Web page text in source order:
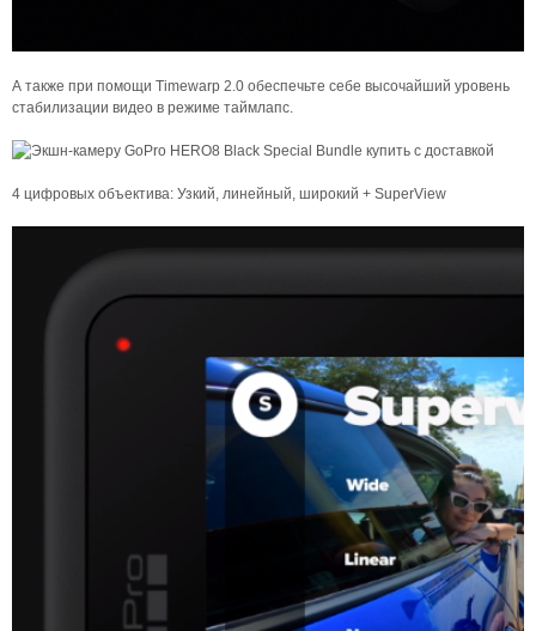
А также при помощи Timewarp 2.0 обеспечьте себе высочайший уровень
стабилизации видео в режиме таймлапс.
4 цифровых объектива: Узкий, линейный, широкий + SuperView